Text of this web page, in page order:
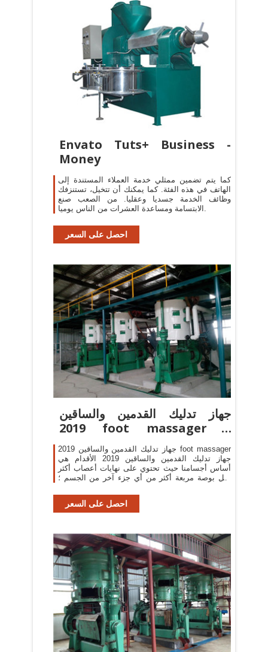
Envato Tuts+ Business -
Money
كما يتم تضمين ممثلي خدمة العملاء المستندة إلى
الهاتف في هذه الفئة. كما يمكنك أن تتخيل، تستنزفك
وظائف الخدمة جسديا وعقليا. من الصعب صنع
الابتسامة ومساعدة العشرات من الناس يوميا.
احصل على السعر
جهاز تدليك القدمين والساقين
2019 foot massager |
Nuseh.com
جهاز تدليك القدمين والساقين 2019 foot massager
جهاز تدليك القدمين والساقين 2019 الأقدام هي
أساس أجسامنا حيث تحتوي على نهايات أعصاب أكثر
لكل بوصة مربعة أكثر من أي جزء آخر من الجسم ؛
احصل على السعر